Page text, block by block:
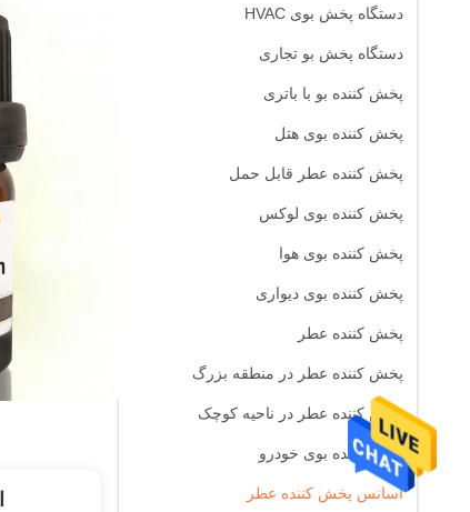
دستگاه پخش بوی HVAC
دستگاه پخش بو تجاری
پخش کننده بو با باتری
پخش کننده بوی هتل
پخش کننده عطر قابل حمل
پخش کننده بوی لوکس
پخش کننده بوی هوا
پخش کننده بوی دیواری
پخش کننده عطر
پخش کننده عطر در منطقه بزرگ
پخش کننده عطر در ناحیه کوچک
پخش کننده بوی خودرو
اسانس پخش کننده عطر